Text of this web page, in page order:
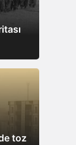
toz